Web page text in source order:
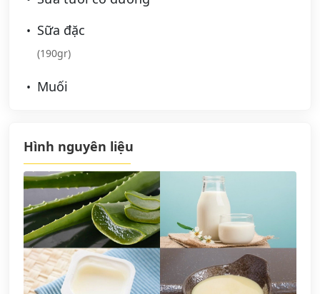
Sữa đặc
(190gr)
Muối
Hình nguyên liệu